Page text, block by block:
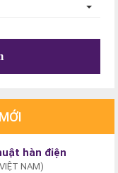
hàn điện
NAM)